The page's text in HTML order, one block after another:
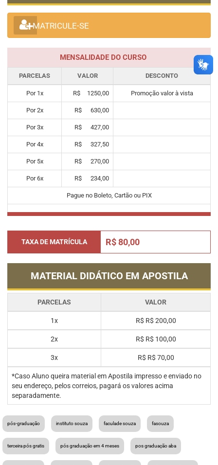
MATRICULE-SE
MENSALIDADE DO CURSO
PARCELAS VALOR DESCONTO
Por 1x R$ 1250,00 Promoção valor à vista
Por2x R$ 630,00
Por3x R$ 427,00
Por4x R$ 327,50
Por 5x R$ 270,00
Por6x R$ 234,00
Pague no Boleto, Cartão ou PIX
TAXA DE MATRÍCULA R$ 80,00
MATERIAL DIDÁTICO EM APOSTILA
PARCELAS VALOR
1x R$ R$ 200,00
2x R$ R$ 100,00
3x R$ R$ 70,00
*Caso Aluno queira material em Apostila impresso e enviado no
seu endereço, pelos correios, pagará os valores acima
separadamente.
pós-graduação instituto souza faculade souza fasouza
terceira pós gratis pós graduação em 4 meses pos graduação aba